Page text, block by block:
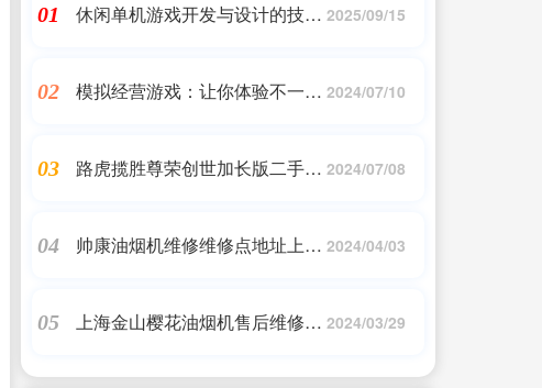
01
休闲单机游戏开发与设计的技巧 2025/09/15
02
模拟经营游戏：让你体验不一样 2024/07/10
03
路虎揽胜尊荣创世加长版二手价 2024/07/08
04
帅康油烟机维修维修点地址上海 2024/04/03
05
上海金山樱花油烟机售后维修
2024/03/29